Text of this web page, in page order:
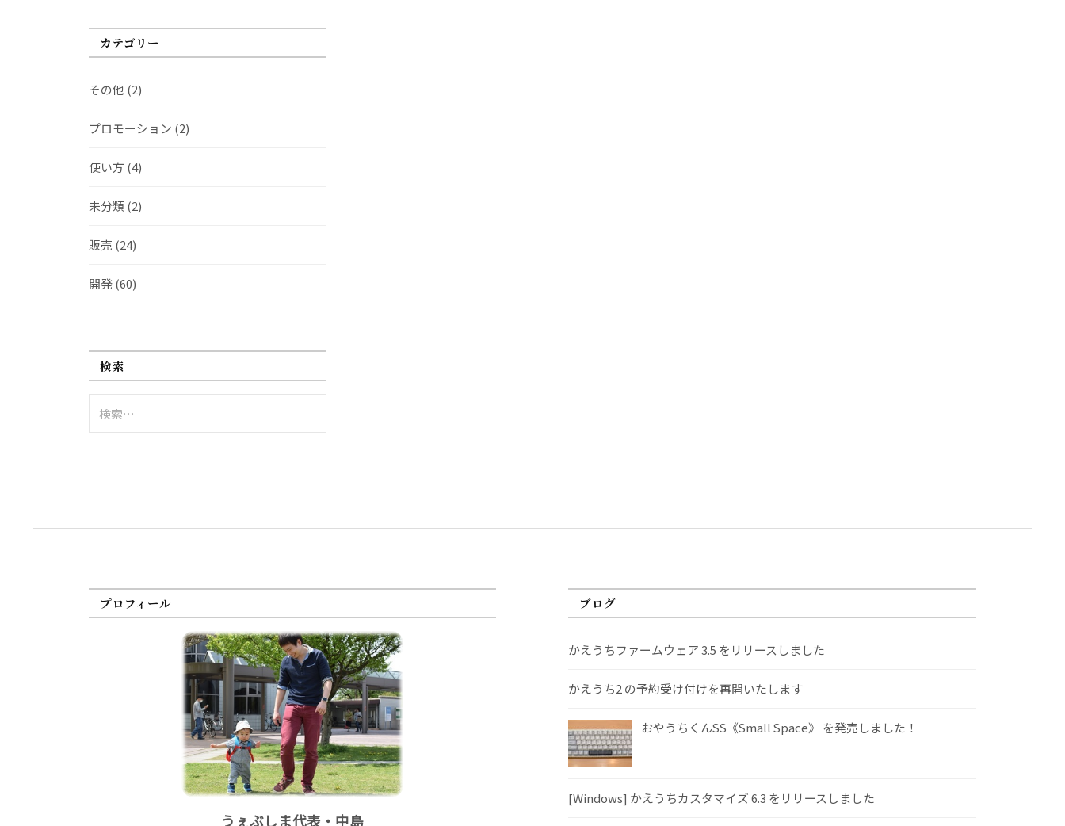
カテゴリー
その他 (2)
プロモーション (2)
使い方 (4)
未分類 (2)
販売 (24)
開発(60)
検索
索:
プロフィール
うぇぶしま代表・中島
ブログ
かえうちファームウェア 3.5 をリリースしました
かえうち2 の予約受け付けを再開いたします
おやうちくんSS《Small Space》 を発売しました！
[Windows] かえうちカスタマイズ 6.3 をリリースしました